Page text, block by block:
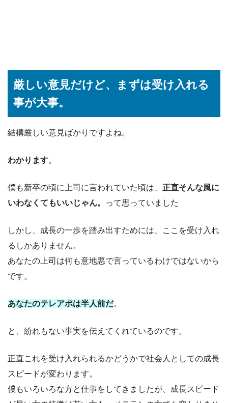
厳しい意見だけど、まずは受け入れる
事が大事。
結構厳しい意見ばかりですよね。
わかります。
僕も新卒の頃に上司に言われていた頃は、 正直そんな風に
いわなくてもいいじゃん。
って思っていました
しかし、成長の一歩を踏み出すためには、ここを受け入れ
るしかありません。
あなたの上司は何も意地悪で言っているわけではないから
です。
あなたのテレアポは半人前だ。
と、紛れもない事実を伝えてくれているのです。
正直これを受け入れられるかどうかで社会人としての成長
スピードが変わります。
僕もいろいろな方と仕事をしてきましたが、成長スピード